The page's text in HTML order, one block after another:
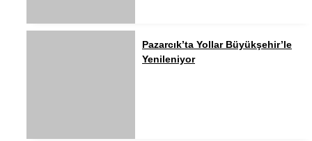
Pazarcık’ta Yollar Büyükşehir’le
Yenileniyor